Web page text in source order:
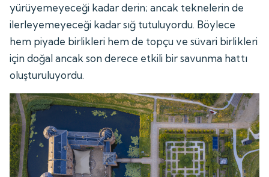
yürüyemeyeceği kadar derin; ancak teknelerin de
ilerleyemeyeceği kadar sığ tutuluyordu. Böylece
hem piyade birlikleri hem de topçu ve süvari birlikleri
için doğal ancak son derece etkili bir savunma hattı
oluşturuluyordu.